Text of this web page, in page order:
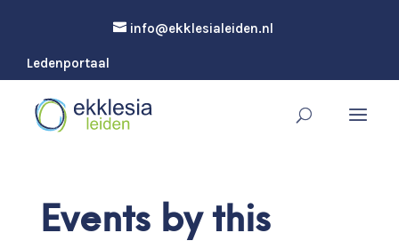
info@ekklesialeiden.nl
Ledenportaal
Events by this